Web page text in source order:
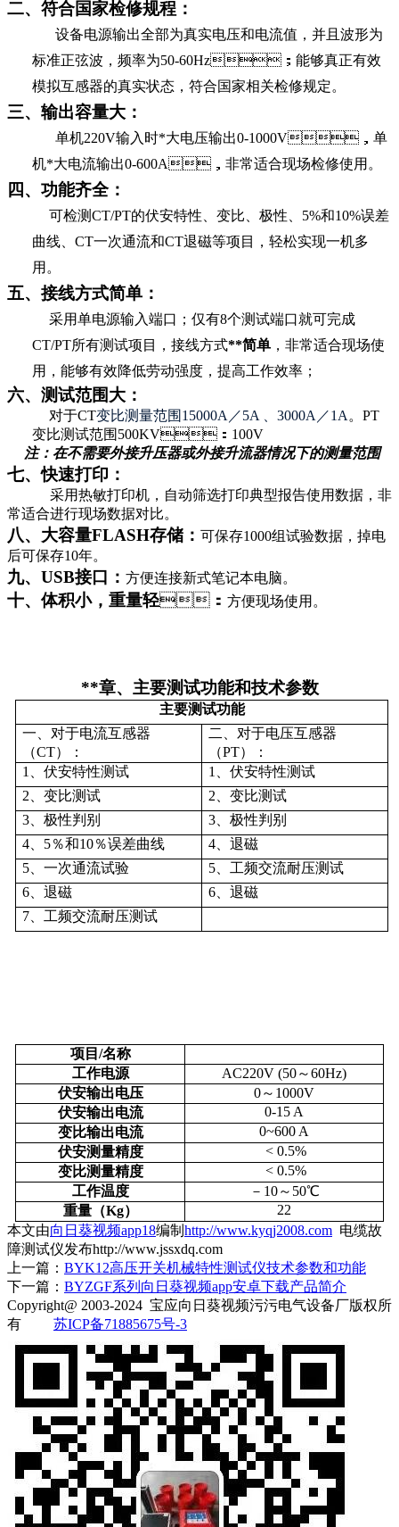
二、符合国家检修规程：
设备电源输出全部为真实电压和电流值，并且波形为
标准正弦波，频率为50-60Hz；能够真正有效
模拟互感器的真实状态，符合国家相关检修规定。
三、输出容量大：
单机220V输入时*大电压输出0-1000V，单
机*大电流输出0-600A，非常适合现场检修使用。
四、功能齐全：
可检测CT/PT的伏安特性、变比、极性、5%和10%误差
曲线、CT一次通流和CT退磁等项目，轻松实现一机多
用。
五、接线方式简单：
采用单电源输入端口；仅有8个测试端口就可完成
CT/PT所有测试项目，接线方式**简单 ，非常适合现场使
用，能够有效降低劳动强度，提高工作效率；
六、测试范围大：
对于CT变比测量范围15000A／5A 、3000A／1A 。PT
变比测试范围500KV：100V
注：在不需要外接升压器或外接升流器情况下的测量范围
七、快速打印：
采用热敏打印机，自动筛选打印典型报告使用数据，非
常适合进行现场数据对比。
八、大容量FLASH存储： 可保存1000组试验数据，掉电
后可保存10年。
九、USB接口： 方便连接新式笔记本电脑。
十、体积小，重量轻： 方便现场使用。
**章、主要测试功能和技术参数
主要测试功能
一、对于电流互感器
（CT）：
二、对于电压互感器
（PT）：
1
、伏安特性测试 1
、伏安特性测试
2 、变比测试 2 、变比测试
3 、极性判别 3 、极性判别
4
5％和10％误差曲线 4 、退磁
5 、一次通流试验 5 、工频交流耐压测试
6 、退磁 6 、退磁
7 、工频交流耐压测试
项目 /名称
工作电源
AC220V (50～60Hz)
伏安输出电压
0～1000V
伏安输出电流
0-15 A
变比输出电流
0~600 A
伏安测量精度
< 0.5%
变比测量精度
< 0.5%
工作温度
－10～ 50℃
重量（Kg）
22
本文由向日葵视频app18编制 http://www.kyqj2008.com 电缆故
障测试仪发布http://www.jssxdq.com
上一篇： BYK12高压开关机械特性测试仪技术参数和功能
下一篇： BYZGF系列向日葵视频app安卓下载产品简介
Copyright@ 2003-2024 宝应向日葵视频污污电气设备厂版权所
有
苏ICP备71885675号-3